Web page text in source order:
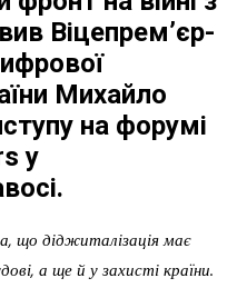
Віцепрем’єр-
Михайло
на форумі
у
що діджиталізація має
а ще й у захисті країни.